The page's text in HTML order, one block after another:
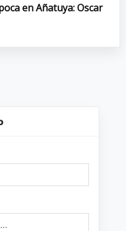
en Añatuya: Oscar